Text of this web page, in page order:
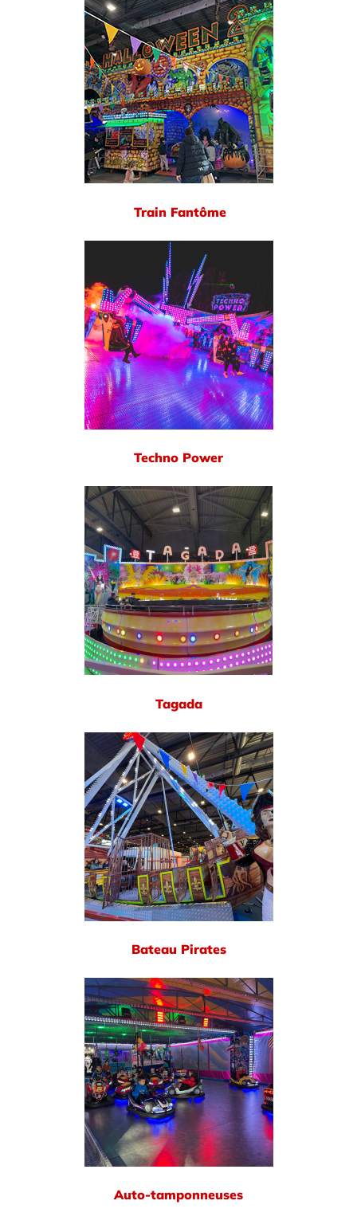
Train Fantôme
Techno Power
Tagada
Bateau Pirates
Auto-tamponneuses